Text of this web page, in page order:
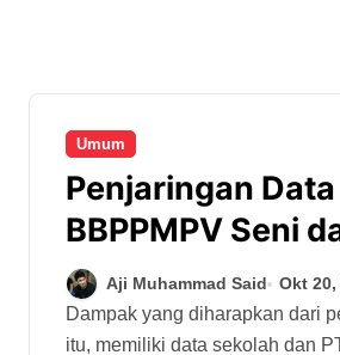
Umum
Penjaringan Data
BBPPMPV Seni
Budaya Sasar 31
Aji Muhammad Said Okt 20,
Dampak yang diharapkan dari penjaringan data
itu, memiliki data sekolah dan